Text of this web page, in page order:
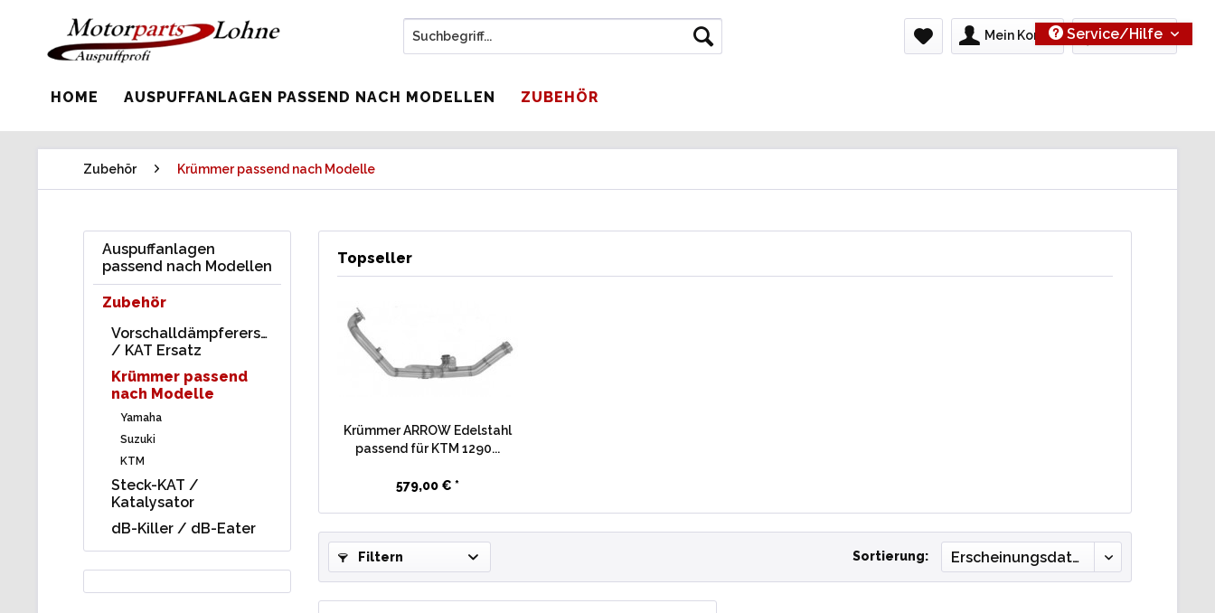
Service/Hilfe
Mein Konto 0,00 € *
HOME AUSPUFFANLAGEN PASSEND NACH MODELLEN ZUBEHÖR
Zubehör Krümmer passend nach Modelle
Auspuffanlagen
passend nach Modellen
Zubehör
Vorschalldämpferersatz
/ KAT Ersatz
Krümmer passend
nach Modelle
Yamaha
Suzuki
KTM
Steck-KAT /
Katalysator
dB-Killer / dB-Eater
Topseller
Krümmer ARROW Edelstahl
passend für KTM 1290...
579,00 € *
Filtern Sortierung: